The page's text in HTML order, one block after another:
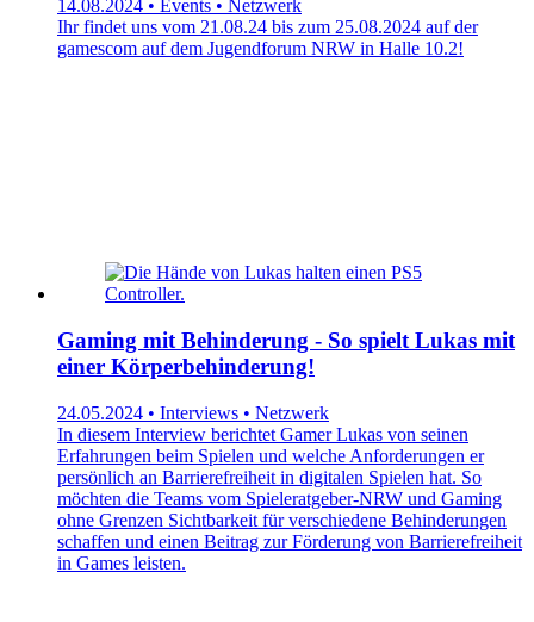
14.08.2024 • Events • Netzwerk
Ihr findet uns vom 21.08.24 bis zum 25.08.2024 auf der
gamescom auf dem Jugendforum NRW in Halle 10.2!
Gaming mit Behinderung - So spielt Lukas mit
einer Körperbehinderung!
24.05.2024 • Interviews • Netzwerk
In diesem Interview berichtet Gamer Lukas von seinen
Erfahrungen beim Spielen und welche Anforderungen er
persönlich an Barrierefreiheit in digitalen Spielen hat. So
möchten die Teams vom Spieleratgeber-NRW und Gaming
ohne Grenzen Sichtbarkeit für verschiedene Behinderungen
schaffen und einen Beitrag zur Förderung von Barrierefreiheit
in Games leisten.